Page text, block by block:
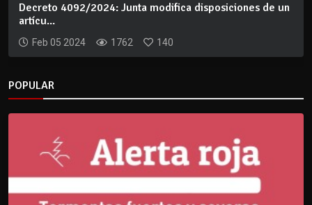
Decreto 4092/2024: Junta modifica disposiciones de un
artícu...
Feb 05 2024 1762 140
POPULAR